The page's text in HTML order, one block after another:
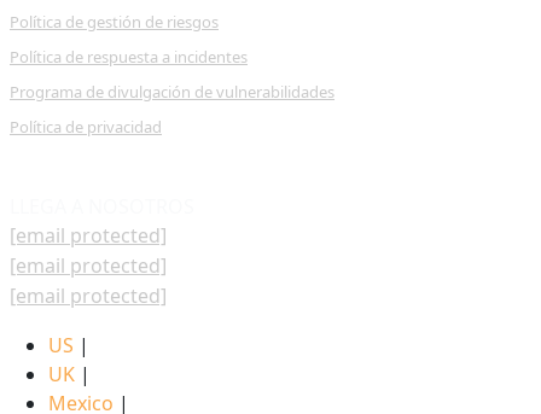
Política de gestión de riesgos
Política de respuesta a incidentes
Programa de divulgación de vulnerabilidades
Política de privacidad
[email protected]
[email protected]
[email protected]
US |
UK |
Mexico |